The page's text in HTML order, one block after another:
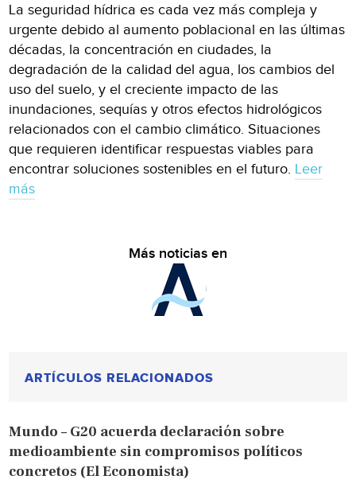
La seguridad hídrica es cada vez más compleja y
urgente debido al aumento poblacional en las últimas
décadas, la concentración en ciudades, la
degradación de la calidad del agua, los cambios del
uso del suelo, y el creciente impacto de las
inundaciones, sequías y otros efectos hidrológicos
relacionados con el cambio climático. Situaciones
que requieren identificar respuestas viables para
encontrar soluciones sostenibles en el futuro. Leer
más
Más noticias en
ARTÍCULOS RELACIONADOS
Mundo – G20 acuerda declaración sobre
medioambiente sin compromisos políticos
concretos (El Economista)